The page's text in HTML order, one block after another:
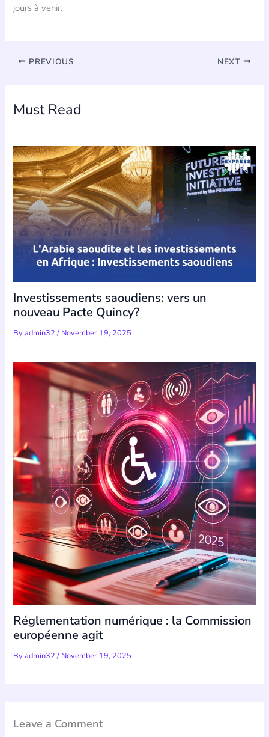
jours à venir.
PREVIOUS NEXT
Must Read
Investissements saoudiens: vers un
nouveau Pacte Quincy?
Byadmin32/ November 19, 2025
Réglementation numérique : la Commission
européenne agit
Byadmin32/ November 19, 2025
Leave a Comment